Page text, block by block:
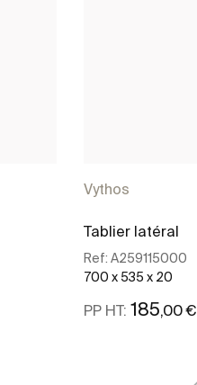
Vythos
Tablier latéral
Ref: A259115000
700 x 535 x 20
PP HT: 185 ,00 €